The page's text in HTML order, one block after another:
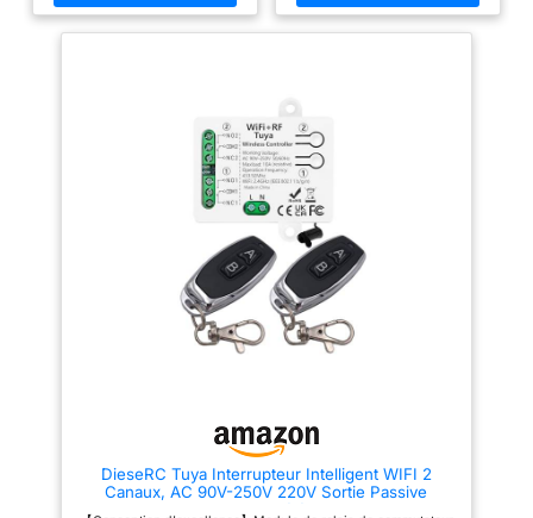
AC 110–240 V, ajoutez un
sur la configuration avec
l’application Smart Life
directement Corps mini et avec
boîtier de rail DIN minuscule, il
vous suffit de rendre intelligent
remplaçant l'interrupteur de
circuit, réglez le mode pouces
dans l'application Tuya pour
automatiser l'accès à votre
porte de garage Fonction de
programmation et contrôle de
partage, créez des scènes
contrôle du partage heureux en
fonctionne avec Alexa Google
Assistant Nest, utilisez votre
commande vocale lorsque vous
en WiFi 2.4GHz, créez horaires
automatique après quelques
secondes; compatible bouton
mural pour contrôle local
Automatisations intelligentes
Tuya Smart Life : créez
scénarios et horaires pour
piloter vos équipements selon
vos besoins; allumage
automatique, arrêt programmé
ou actions combinées avec
d’autres appareils Installation
avec neutre requise : fonctionne
DieseRC Tuya Interrupteur Intelligent WIFI 2
Canaux, AC 90V-250V 220V Sortie Passive
Module Relais, avec 2 Télécommandes RF,